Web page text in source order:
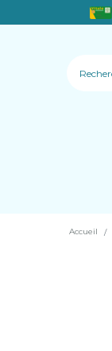
Accueil